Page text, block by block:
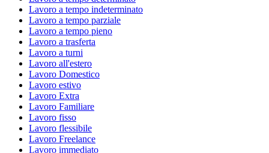
Lavoro a tempo indeterminato
Lavoro a tempo parziale
Lavoro a tempo pieno
Lavoro a trasferta
Lavoro a turni
Lavoro all'estero
Lavoro Domestico
Lavoro estivo
Lavoro Extra
Lavoro Familiare
Lavoro fisso
Lavoro flessibile
Lavoro Freelance
Lavoro immediato